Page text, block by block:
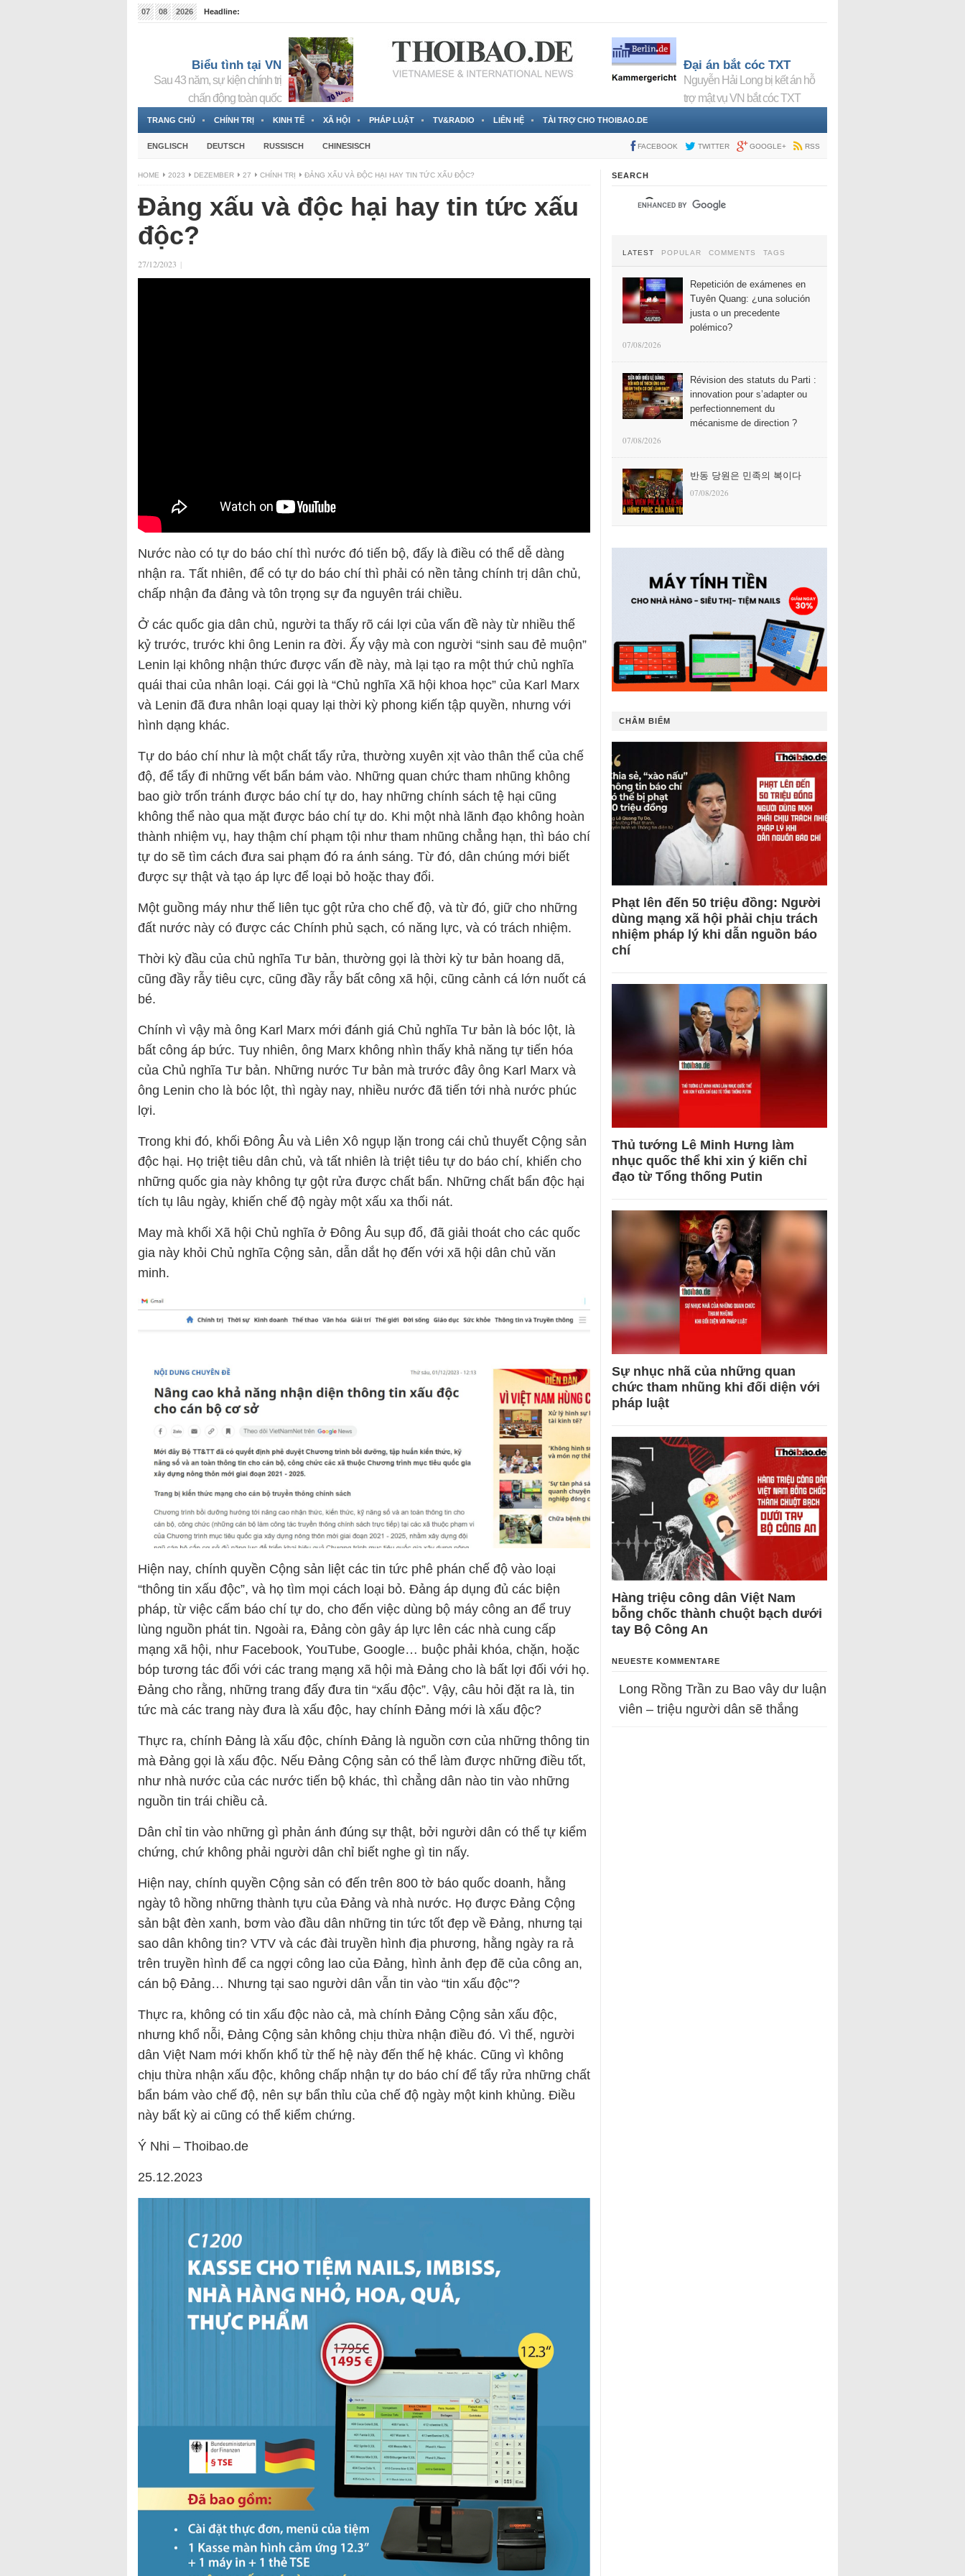
07 08 2026
Headline:
Biểu tình tại VN
Sau 43 năm, sự kiện chính trị
chấn động toàn quốc
Đại án bắt cóc TXT
Nguyễn Hải Long bị kết án hỗ
trợ mật vụ VN bắt cóc TXT
TRANG CHỦ CHÍNH TRỊ KINH TẾ XÃ HỘI PHÁP LUẬT TV&RADIO LIÊN HỆ TÀI TRỢ CHO THOIBAO.DE
ENGLISCH DEUTSCH RUSSISCH CHINESISCH FACEBOOK TWITTER GOOGLE+ RSS
HOME 2023 DEZEMBER 27 CHÍNH TRỊ ĐẢNG XẤU VÀ ĐỘC HẠI HAY TIN TỨC XẤU ĐỘC?
Đảng xấu và độc hại hay tin tức xấu
độc?
27/12/2023 |
Nước nào có tự do báo chí thì nước đó tiến bộ, đấy là điều có thể dễ dàng
nhận ra. Tất nhiên, để có tự do báo chí thì phải có nền tảng chính trị dân chủ,
chấp nhận đa đảng và tôn trọng sự đa nguyên trái chiều.
Ở các quốc gia dân chủ, người ta thấy rõ cái lợi của vấn đề này từ nhiều thế
kỷ trước, trước khi ông Lenin ra đời. Ấy vậy mà con người “sinh sau đẻ muộn”
Lenin lại không nhận thức được vấn đề này, mà lại tạo ra một thứ chủ nghĩa
quái thai của nhân loại. Cái gọi là “Chủ nghĩa Xã hội khoa học” của Karl Marx
và Lenin đã đưa nhân loại quay lại thời kỳ phong kiến tập quyền, nhưng với
hình dạng khác.
Tự do báo chí như là một chất tẩy rửa, thường xuyên xịt vào thân thể của chế
độ, để tẩy đi những vết bẩn bám vào. Những quan chức tham nhũng không
bao giờ trốn tránh được báo chí tự do, hay những chính sách tệ hại cũng
không thể nào qua mặt được báo chí tự do. Khi một nhà lãnh đạo không hoàn
thành nhiệm vụ, hay thậm chí phạm tội như tham nhũng chẳng hạn, thì báo chí
tự do sẽ tìm cách đưa sai phạm đó ra ánh sáng. Từ đó, dân chúng mới biết
được sự thật và tạo áp lực để loại bỏ hoặc thay đổi.
Một guồng máy như thế liên tục gột rửa cho chế độ, và từ đó, giữ cho những
đất nước này có được các Chính phủ sạch, có năng lực, và có trách nhiệm.
Thời kỳ đầu của chủ nghĩa Tư bản, thường gọi là thời kỳ tư bản hoang dã,
cũng đầy rẫy tiêu cực, cũng đầy rẫy bất công xã hội, cũng cảnh cá lớn nuốt cá
bé.
Chính vì vậy mà ông Karl Marx mới đánh giá Chủ nghĩa Tư bản là bóc lột, là
bất công áp bức. Tuy nhiên, ông Marx không nhìn thấy khả năng tự tiến hóa
của Chủ nghĩa Tư bản. Những nước Tư bản mà trước đây ông Karl Marx và
ông Lenin cho là bóc lột, thì ngày nay, nhiều nước đã tiến tới nhà nước phúc
lợi.
Trong khi đó, khối Đông Âu và Liên Xô ngụp lặn trong cái chủ thuyết Cộng sản
độc hại. Họ triệt tiêu dân chủ, và tất nhiên là triệt tiêu tự do báo chí, khiến cho
những quốc gia này không tự gột rửa được chất bẩn. Những chất bẩn độc hại
tích tụ lâu ngày, khiến chế độ ngày một xấu xa thối nát.
May mà khối Xã hội Chủ nghĩa ở Đông Âu sụp đổ, đã giải thoát cho các quốc
gia này khỏi Chủ nghĩa Cộng sản, dẫn dắt họ đến với xã hội dân chủ văn
minh.
Hiện nay, chính quyền Cộng sản liệt các tin tức phê phán chế độ vào loại
“thông tin xấu độc”, và họ tìm mọi cách loại bỏ. Đảng áp dụng đủ các biện
pháp, từ việc cấm báo chí tự do, cho đến việc dùng bộ máy công an để truy
lùng nguồn phát tin. Ngoài ra, Đảng còn gây áp lực lên các nhà cung cấp
mạng xã hội, như Facebook, YouTube, Google… buộc phải khóa, chặn, hoặc
bóp tương tác đối với các trang mạng xã hội mà Đảng cho là bất lợi đối với họ.
Đảng cho rằng, những trang đấy đưa tin “xấu độc”. Vậy, câu hỏi đặt ra là, tin
tức mà các trang này đưa là xấu độc, hay chính Đảng mới là xấu độc?
Thực ra, chính Đảng là xấu độc, chính Đảng là nguồn cơn của những thông tin
mà Đảng gọi là xấu độc. Nếu Đảng Cộng sản có thể làm được những điều tốt,
như nhà nước của các nước tiến bộ khác, thì chẳng dân nào tin vào những
nguồn tin trái chiều cả.
Dân chỉ tin vào những gì phản ánh đúng sự thật, bởi người dân có thể tự kiểm
chứng, chứ không phải người dân chỉ biết nghe gì tin nấy.
Hiện nay, chính quyền Cộng sản có đến trên 800 tờ báo quốc doanh, hằng
ngày tô hồng những thành tựu của Đảng và nhà nước. Họ được Đảng Cộng
sản bật đèn xanh, bơm vào đầu dân những tin tức tốt đẹp về Đảng, nhưng tại
sao dân không tin? VTV và các đài truyền hình địa phương, hằng ngày ra rả
trên truyền hình để ca ngợi công lao của Đảng, hình ảnh đẹp đẽ của công an,
cán bộ Đảng… Nhưng tại sao người dân vẫn tin vào “tin xấu độc”?
Thực ra, không có tin xấu độc nào cả, mà chính Đảng Cộng sản xấu độc,
nhưng khổ nỗi, Đảng Cộng sản không chịu thừa nhận điều đó. Vì thế, người
dân Việt Nam mới khốn khổ từ thế hệ này đến thế hệ khác. Cũng vì không
chịu thừa nhận xấu độc, không chấp nhận tự do báo chí để tẩy rửa những chất
bẩn bám vào chế độ, nên sự bẩn thỉu của chế độ ngày một kinh khủng. Điều
này bất kỳ ai cũng có thể kiểm chứng.
Ý Nhi – Thoibao.de
25.12.2023
SEARCH
LATEST POPULAR COMMENTS TAGS
Repetición de exámenes en
Tuyên Quang: ¿una solución
justa o un precedente
polémico?
07/08/2026
Révision des statuts du Parti :
innovation pour s’adapter ou
perfectionnement du
mécanisme de direction ?
07/08/2026
반동 당원은 민족의 복이다
07/08/2026
CHÂM BIẾM
Phạt lên đến 50 triệu đồng: Người
dùng mạng xã hội phải chịu trách
nhiệm pháp lý khi dẫn nguồn báo
chí
Thủ tướng Lê Minh Hưng làm
nhục quốc thể khi xin ý kiến chỉ
đạo từ Tổng thống Putin
Sự nhục nhã của những quan
chức tham nhũng khi đối diện với
pháp luật
Hàng triệu công dân Việt Nam
bỗng chốc thành chuột bạch dưới
tay Bộ Công An
NEUESTE KOMMENTARE
Long Rồng Trần zu Bao vây dư luận
viên – triệu người dân sẽ thắng